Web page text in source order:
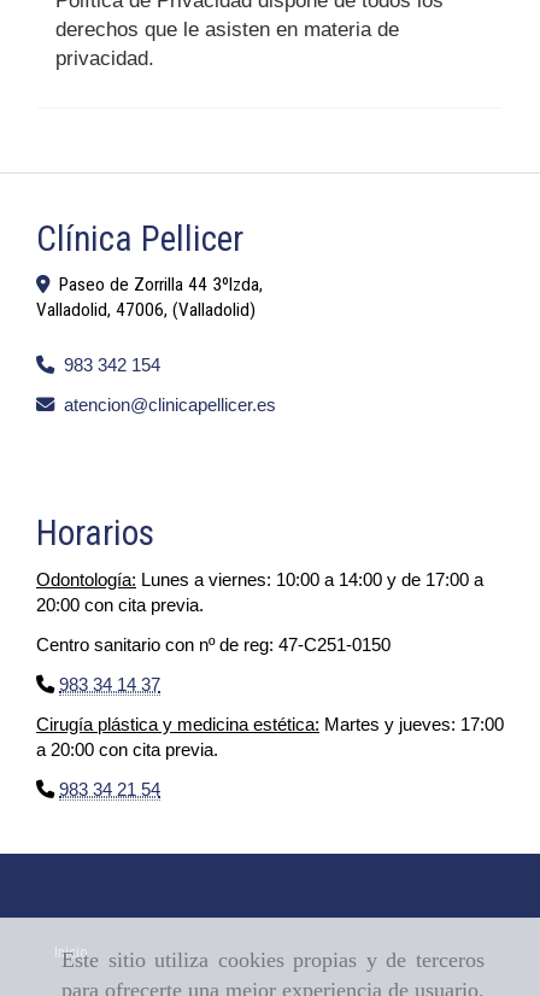
Este sitio utiliza cookies propias y de terceros
para ofrecerte una mejor experiencia de usuario,
derechos que le asisten en materia de
privacidad.
Clínica Pellicer
Paseo de Zorrilla 44 3ºIzda,
Valladolid, 47006, (Valladolid)
983 342 154
atencion
clinicapellicer.es
Horarios
Odontología: Lunes a viernes: 10:00 a 14:00 y de 17:00 a
20:00 con cita previa.
Centro sanitario con nº de reg: 47-C251-0150
983 34 14 37
Cirugía plástica y medicina estética: Martes y jueves: 17:00
a 20:00 con cita previa.
983 34 21 54
Inicio